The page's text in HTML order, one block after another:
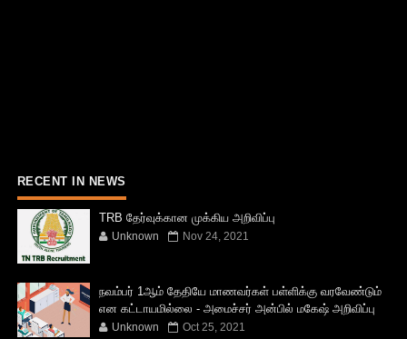
RECENT IN NEWS
TRB தேர்வுக்கான முக்கிய அறிவிப்பு
Unknown Nov 24, 2021
நவம்பர் 1ஆம் தேதியே மாணவர்கள் பள்ளிக்கு வரவேண்டும்
என கட்டாயமில்லை - அமைச்சர் அன்பில் மகேஷ் அறிவிப்பு
Unknown Oct 25, 2021